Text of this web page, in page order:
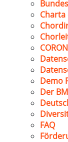
Demo
Der
FAQ